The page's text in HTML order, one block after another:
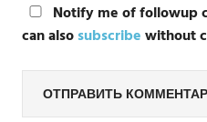
Notify me of followup
can alsosubscribewithout